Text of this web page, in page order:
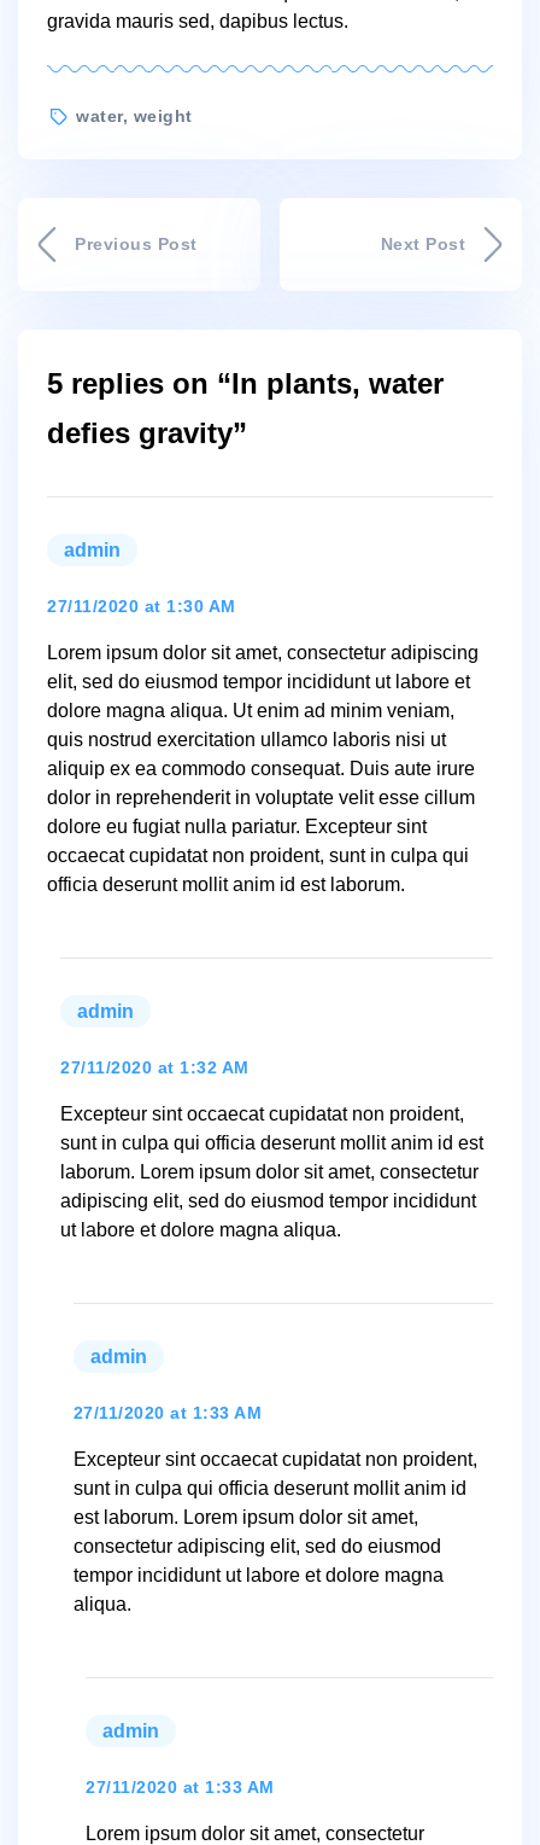
gravida mauris sed, dapibus lectus.
Tagswater, weight
Previous Post Next Post
5 replies on “In plants, water
defies gravity”
admin
27/11/2020 at 1:30 AM
Lorem ipsum dolor sit amet, consectetur adipiscing
elit, sed do eiusmod tempor incididunt ut labore et
dolore magna aliqua. Ut enim ad minim veniam,
quis nostrud exercitation ullamco laboris nisi ut
aliquip ex ea commodo consequat. Duis aute irure
dolor in reprehenderit in voluptate velit esse cillum
dolore eu fugiat nulla pariatur. Excepteur sint
occaecat cupidatat non proident, sunt in culpa qui
officia deserunt mollit anim id est laborum.
admin
27/11/2020 at 1:32 AM
Excepteur sint occaecat cupidatat non proident,
sunt in culpa qui officia deserunt mollit anim id est
laborum. Lorem ipsum dolor sit amet, consectetur
adipiscing elit, sed do eiusmod tempor incididunt
ut labore et dolore magna aliqua.
admin
27/11/2020 at 1:33 AM
Excepteur sint occaecat cupidatat non proident,
sunt in culpa qui officia deserunt mollit anim id
est laborum. Lorem ipsum dolor sit amet,
consectetur adipiscing elit, sed do eiusmod
tempor incididunt ut labore et dolore magna
aliqua.
admin
27/11/2020 at 1:33 AM
Lorem ipsum dolor sit amet, consectetur